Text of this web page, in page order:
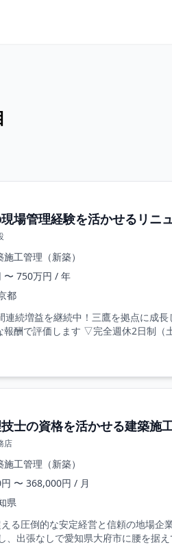
場管理経験を活かせるリニ
施工管理（新築）
〜 750万円 / 年
都
続増益を継続中！三鷹を拠点に成
報酬で評価します ▽完全週休2日制（
士の資格を活かせる建築施
店
施工管理（新築）
〜 368,000円 / 月
県
る圧倒的な安定経営と信頼の地場企
、出張なしで愛知県大府市に腰を据